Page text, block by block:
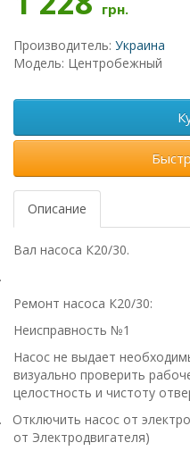
грн.
Производитель: Украина
Модель: Центробежный
Описание
Вал насоса К20/30.
Ремонт насоса К20/30:
Неисправность №1
Насос не выдает
визуально проверить
целостность и чистоту
Отключить насос от
от Электродвигателя)